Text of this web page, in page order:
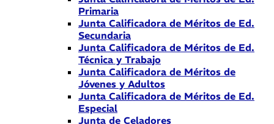
Primaria
Junta Calificadora de Méritos de Ed.
Secundaria
Junta Calificadora de Méritos de Ed.
Técnica y Trabajo
Junta Calificadora de Méritos de
Jóvenes y Adultos
Junta Calificadora de Méritos de Ed.
Especial
Junta de Celadores